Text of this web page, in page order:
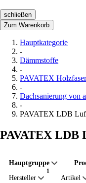
schließen
Zum Warenkorb
Hauptkategorie
-
Dämmstoffe
-
PAVATEX
-
Dachsanierung von
-
PAVATEX LDB
PAVATEX LDB
Hauptgruppe
Hersteller
Artikel